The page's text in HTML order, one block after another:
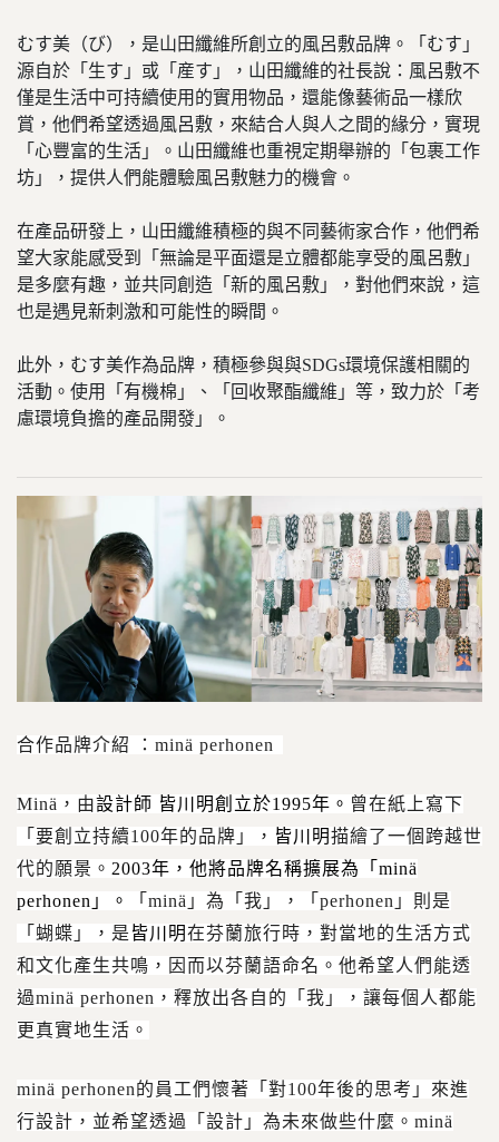
むす美（び），是山田纖維所創立的風呂敷品牌。「むす」
源自於「生す」或「産す」，山田纖維的社長說：風呂敷不
僅是生活中可持續使用的實用物品，還能像藝術品一樣欣
賞，他們希望透過風呂敷，來結合人與人之間的緣分，實現
「心豐富的生活」。山田纖維也重視定期舉辦的「包裹工作
坊」，提供人們能體驗風呂敷魅力的機會。
在產品研發上，山田纖維積極的與不同藝術家合作，他們希
望大家能感受到「無論是平面還是立體都能享受的風呂敷」
是多麼有趣，並共同創造「新的風呂敷」，對他們來說，這
也是遇見新刺激和可能性的瞬間。
此外，むす美作為品牌，積極參與與SDGs環境保護相關的
活動。使用「有機棉」、「回收聚酯纖維」等，致力於「考
慮環境負擔的產品開發」。
合作品牌介紹 ：minä perhonen
Minä ，由設計師 皆川明創立於1995年。 曾在紙上寫下
「要創立持續100年的品牌」， 皆川明描繪了一個跨越世
代的願景。 2003年，他將品牌名稱擴展為「minä
perhonen」。
「minä」為「我」，「perhonen」則是
「蝴蝶」，是 皆川明在芬蘭旅行時，對當地的生活方式
和文化產生共鳴，因而以芬蘭語命名。他希望人們能透
過minä perhonen，釋放出各自的「我」，讓每個人都能
更真實地生活。
minä perhonen的員工們懷著「對100年後的思考」來進
行設計，並希望透過「設計」為未來做些什麼。minä